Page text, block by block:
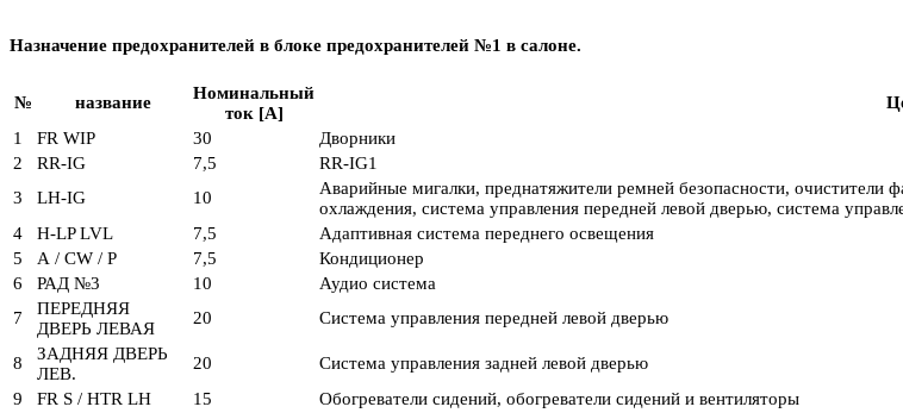
Назначение предохранителей в блоке предохранителей №1 в салоне.
№ название
Номинальный
ток [A]
1
FR WIP 30
Дворники
2
RR-IG 7,5
RR-IG1
3
LH-IG 10
Аварийные мигалки, преднатяжители ремней безопасности, очистители
охлаждения, система управления передней левой дверью, система
4
H-LP LVL 7,5
Адаптивная система переднего освещения
5
А / CW / Р 7,5
Кондиционер
6
РАД №3 10
Аудио система
7
ПЕРЕДНЯЯ
ДВЕРЬ ЛЕВАЯ
20 Система управления передней левой дверью
8
ЗАДНЯЯ ДВЕРЬ
ЛЕВ.
20
Система управления задней левой дверью
9
FR S / HTR LH 15
Обогреватели сидений, обогреватели сидений и вентиляторы